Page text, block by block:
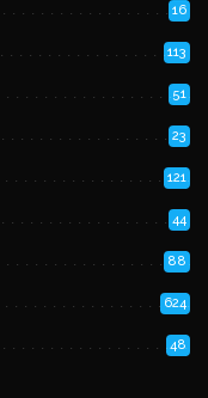
16
113
51
23
121
44
88
624
48